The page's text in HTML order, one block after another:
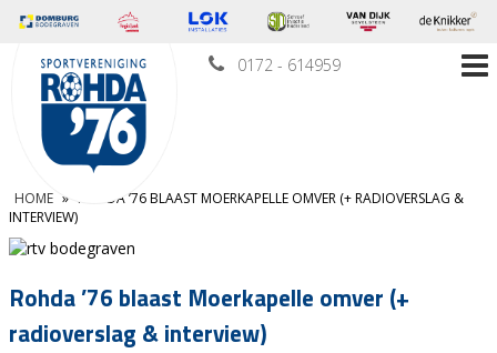
0172 - 614959
HOME » ROHDA ’76 BLAAST MOERKAPELLE OMVER (+ RADIOVERSLAG &
INTERVIEW)
Rohda ’76 blaast Moerkapelle omver (+
radioverslag & interview)